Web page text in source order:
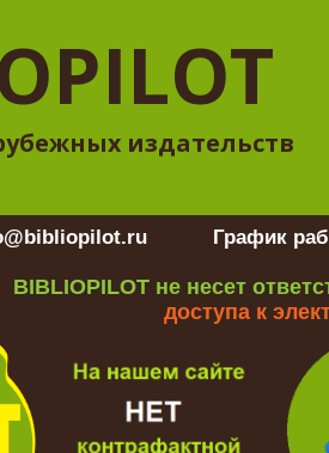
издательств
График
BIBLIOPILOT не несет
доступа к